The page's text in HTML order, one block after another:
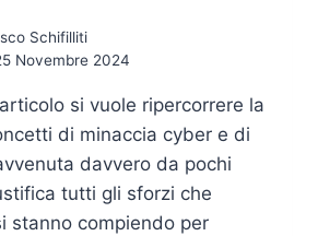
Schifilliti
Novembre 2024
si vuole ripercorrere la
di minaccia cyber e di
davvero da pochi
tutti gli sforzi che
stanno compiendo per